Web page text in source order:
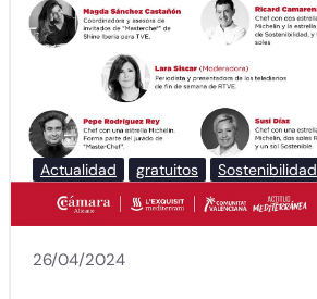
Actualidad gratuitos Sostenibilidad
26/04/2024